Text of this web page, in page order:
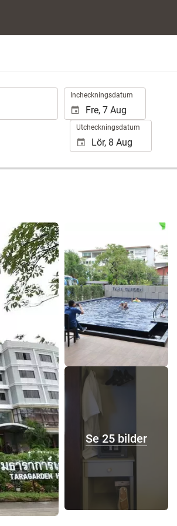
Incheckningsdatum
Utcheckningsdatum
Se 25 bilder